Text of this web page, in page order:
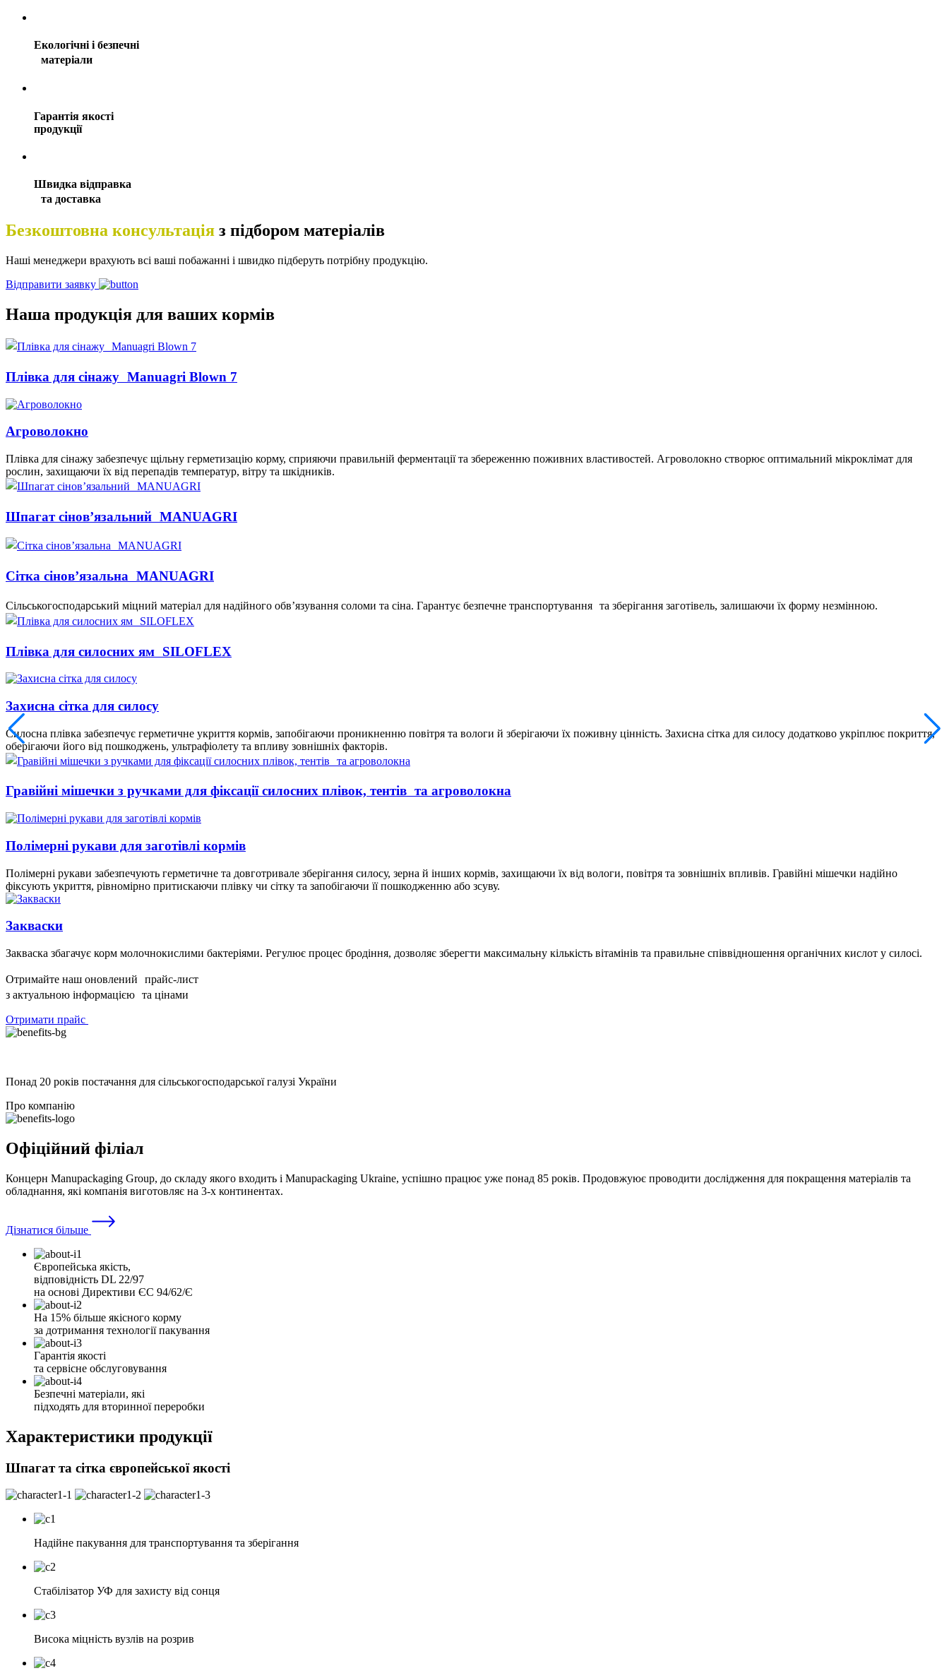
Екологічні і безпечні
матеріали
Гарантія якості
продукції
Швидка відправка
та доставка
Безкоштовна консультація з підбором матеріалів
Наші менеджери врахують всі ваші побажанні і швидко підберуть потрібну продукцію.
Відправити заявку
Наша продукція для ваших кормів
Плівка для сінажу Manuagri Blown 7
Агроволокно
Плівка для сінажу забезпечує щільну герметизацію корму, сприяючи правильній ферментації та збереженню поживних властивостей. Агроволокно створює оптимальний мікроклімат для
рослин, захищаючи їх від перепадів температур, вітру та шкідників.
Шпагат сінов’язальний MANUAGRI
Сітка сінов’язальна MANUAGRI
Сільськогосподарський міцний матеріал для надійного обв’язування соломи та сіна. Гарантує безпечне транспортування та зберігання заготівель, залишаючи їх форму незмінною.
Плівка для силосних ям SILOFLEX
Захисна сітка для силосу
Силосна плівка забезпечує герметичне укриття кормів, запобігаючи проникненню повітря та вологи й зберігаючи їх поживну цінність. Захисна сітка для силосу додатково укріплює покриття,
оберігаючи його від пошкоджень, ультрафіолету та впливу зовнішніх факторів.
Гравійні мішечки з ручками для фіксації силосних плівок, тентів та агроволокна
Полімерні рукави для заготівлі кормів
Полімерні рукави забезпечують герметичне та довготривале зберігання силосу, зерна й інших кормів, захищаючи їх від вологи, повітря та зовнішніх впливів. Гравійні мішечки надійно
фіксують укриття, рівномірно притискаючи плівку чи сітку та запобігаючи її пошкодженню або зсуву.
Закваски
Закваска збагачує корм молочнокислими бактеріями. Регулює процес бродіння, дозволяє зберегти максимальну кількість вітамінів та правильне співвідношення органічних кислот у силосі.
Отримайте наш оновлений прайс-лист
з актуальною інформацією та цінами
Отримати прайс
Понад 20 років постачання для сільськогосподарської галузі України
Про компанію
Офіційний філіал
Концерн Manupackaging Group, до складу якого входить і Manupackaging Ukraine, успішно працює уже понад 85 років. Продовжуює проводити дослідження для покращення матеріалів та
обладнання, які компанія виготовляє на 3-х континентах.
Дізнатися більше
Європейська якість,
відповідність DL 22/97
на основі Директиви ЄС 94/62/Є
На 15% більше якісного корму
за дотримання технології пакування
Гарантія якості
та сервісне обслуговування
Безпечні матеріали, які
підходять для вторинної переробки
Характеристики продукції
Шпагат та сітка європейської якості
Надійне пакування для транспортування та зберігання
Стабілізатор УФ для захисту від сонця
Висока міцність вузлів на розрив